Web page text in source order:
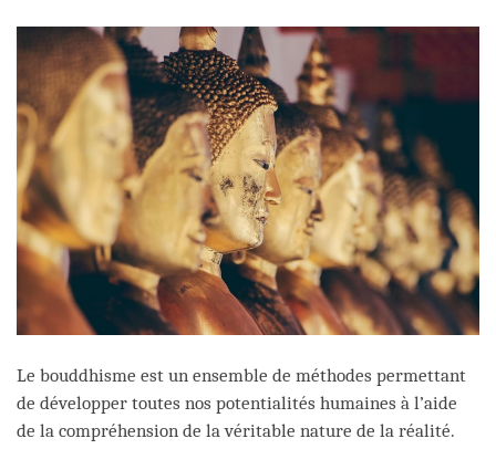
Le bouddhisme est un ensemble de méthodes permettant
de développer toutes nos potentialités humaines à l’aide
de la compréhension de la véritable nature de la réalité.